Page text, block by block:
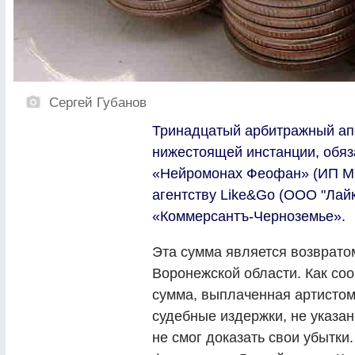
Сергей Губанов
Тринадцатый арбитражный
нижестоящей инстанции,
«Нейромонах Феофан» (ИП
агентству Like&Go (ООО
«Коммерсантъ-Черноземье».
Эта сумма является
Воронежской области. Как
сумма, выплаченная
судебные издержки, не
не смог доказать свои